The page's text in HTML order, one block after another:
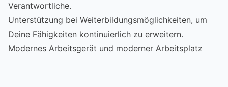
Verantwortliche.
Unterstützung bei Weiterbildungsmöglichkeiten, um
Deine Fähigkeiten kontinuierlich zu erweitern.
Modernes Arbeitsgerät und moderner Arbeitsplatz